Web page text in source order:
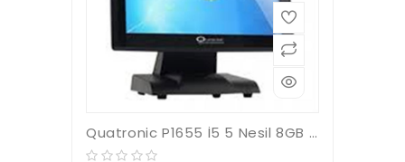
Quatronic P1655 İ5 5 Nesil 8GB Ram 128GB SSD 15.6" Dokunmatik Çift Ekran Pos PC